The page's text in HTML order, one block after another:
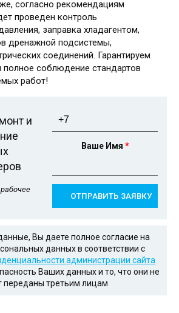
согласно рекомендациям
проведен контроль
заправка хладагентом,
дренажной подсистемы,
соединений. Гарантируем
полное соблюдение стандартов
работ!
и
Телефон
Ваше Имя *
Вы даете полное согласие на
данных в соответствии с
администрации сайта
Ваших данных и то, что они не
переданы третьим лицам